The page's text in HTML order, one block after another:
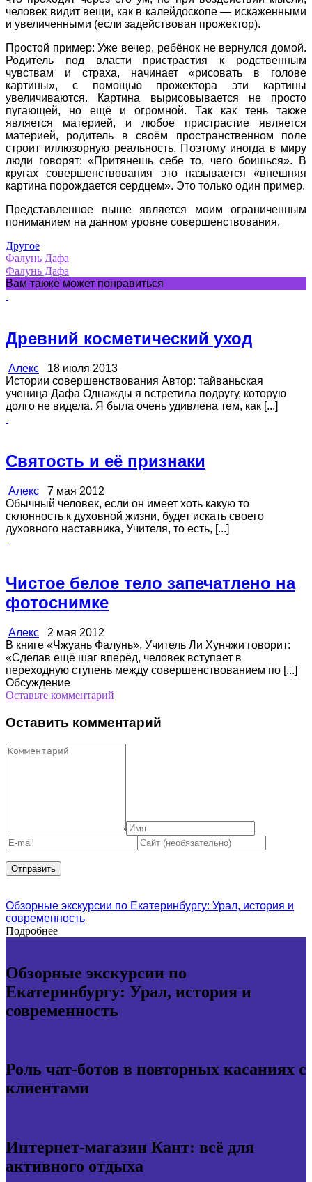
человек видит вещи, как в калейдоскопе — искаженными
и увеличенными (если задействован прожектор).
Простой пример: Уже вечер, ребёнок не вернулся домой.
Родитель под власти пристрастия к родственным
чувствам и страха, начинает «рисовать в голове
картины», с помощью прожектора эти картины
увеличиваются. Картина вырисовывается не просто
пугающей, но ещё и огромной. Так как тень также
является материей, и любое пристрастие является
материей, родитель в своём пространственном поле
строит иллюзорную реальность. Поэтому иногда в миру
люди говорят: «Притянешь себе то, чего боишься». В
кругах совершенствования это называется «внешняя
картина порождается сердцем». Это только один пример.
Представленное выше является моим ограниченным
пониманием на данном уровне совершенствования.
Другое
Фалунь Дафа
Фалунь Дафа
Вам также может понравиться
Древний косметический уход
Алекс 18 июля 2013
Истории совершенствования Автор: тайваньская
ученица Дафа Однажды я встретила подругу, которую
долго не видела. Я была очень удивлена тем, как [...]
Святость и её признаки
Алекс 7 мая 2012
Обычный человек, если он имеет хоть какую то
склонность к духовной жизни, будет искать своего
духовного наставника, Учителя, то есть, [...]
Чистое белое тело запечатлено на
фотоснимке
Алекс 2 мая 2012
В книге «Чжуань Фалунь», Учитель Ли Хунчжи говорит:
«Сделав ещё шаг вперёд, человек вступает в
переходную ступень между совершенствованием по [...]
Обсуждение
Оставьте комментарий
Оставить комментарий
Обзорные экскурсии по Екатеринбургу: Урал, история и
современность
Подробнее
Обзорные экскурсии по
Екатеринбургу: Урал, история и
современность
Роль чат-ботов в повторных касаниях с
клиентами
Интернет-магазин Кант: всё для
активного отдыха